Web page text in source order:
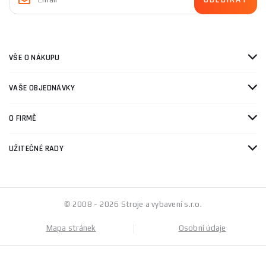
VŠE O NÁKUPU
VAŠE OBJEDNÁVKY
O FIRMĚ
UŽITEČNÉ RADY
© 2008 - 2026 Stroje a vybavení s.r.o.
Mapa stránek Osobní údaje